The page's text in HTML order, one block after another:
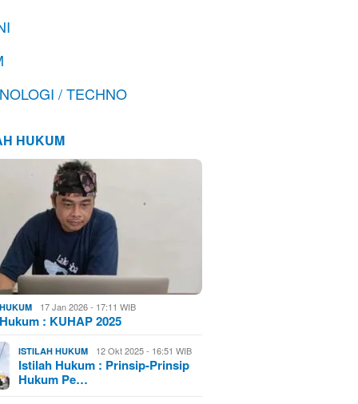
/ TECHNO
HUKUM
17 Jan 2026 - 17:11 WIB
: KUHAP 2025
ISTILAH HUKUM 12 Okt 2025 - 16:51 WIB
Istilah Hukum : Prinsip-Prinsip
Hukum Pe…